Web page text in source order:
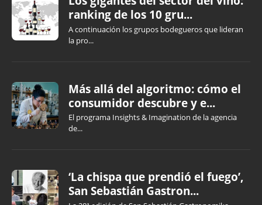
ranking de los 10 gru...
A continuación los grupos bodegueros que lideran
la pro...
Más allá del algoritmo: cómo el
consumidor descubre y e...
El programa Insights & Imagination de la agencia
de...
‘La chispa que prendió el fuego’,
San Sebastián Gastron...